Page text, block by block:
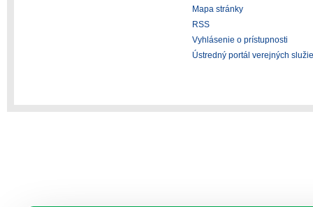
Mapa stránky
RSS
Vyhlásenie o prístupnosti
Ústredný portál verejných